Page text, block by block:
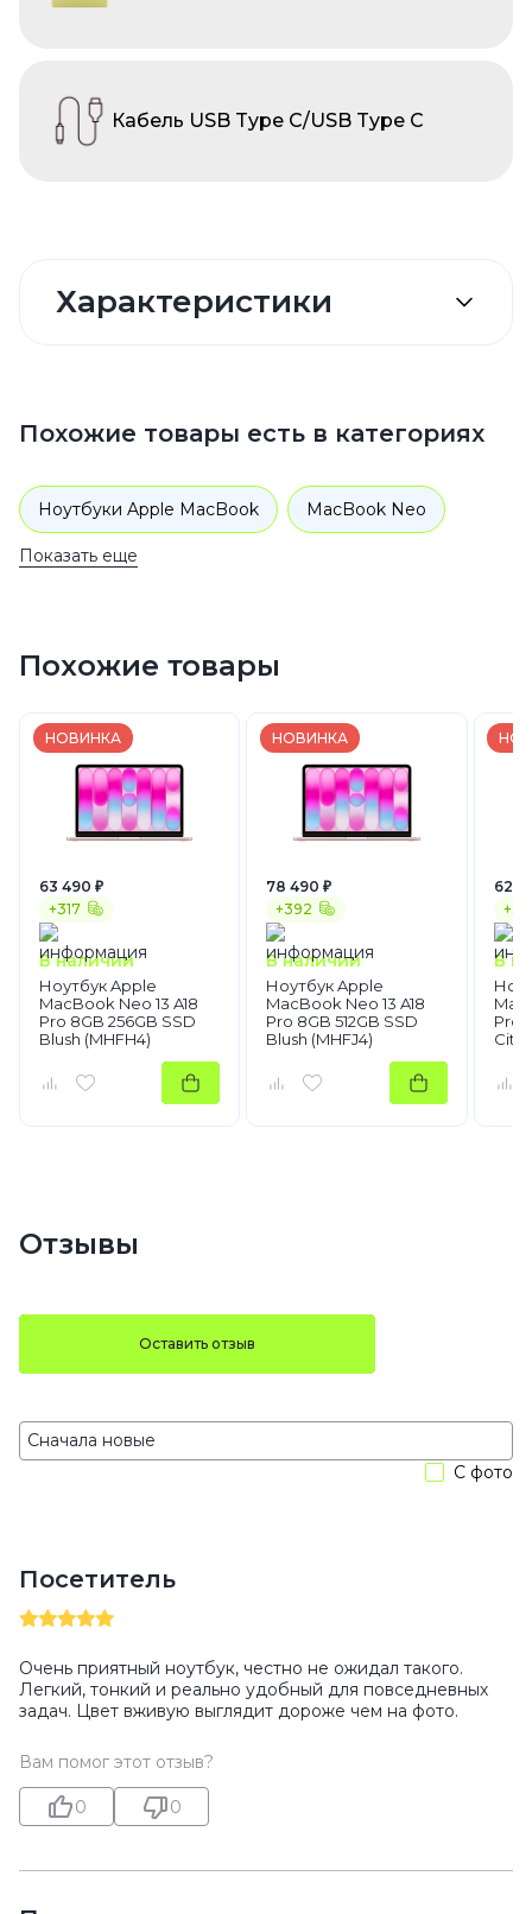
Кабель USB Type C/USB Type C
Характеристики
Похожие товары есть в категориях
Ноутбуки Apple MacBook MacBook Neo
Показать еще
Похожие товары
НОВИНКА
+317
63 490 ₽
В наличии
Ноутбук Apple
MacBook Neo 13 A18
Pro 8GB 256GB SSD
Blush (MHFH4)
НОВИНКА
+392
78 490 ₽
В наличии
Ноутбук Apple
MacBook Neo 13 A18
Pro 8GB 512GB SSD
Blush (MHFJ4)
62
В
Pro
Отзывы
Оставить отзыв
С фото
Посетитель
Очень приятный ноутбук, честно не ожидал такого.
Легкий, тонкий и реально удобный для повседневных
задач. Цвет вживую выглядит дороже чем на фото.
Вам помог этот отзыв?
0 0